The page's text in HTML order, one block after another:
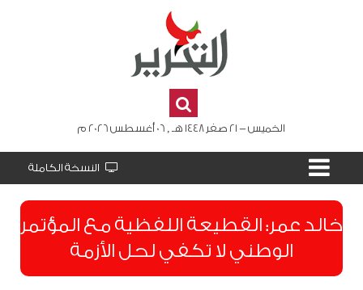
الخميس - 21 صفر 1448 هـ , 06 أغسطس 2026 م
النسخة الكاملة
​خالد عمر: القطيعة اللفظية مع المؤتمر
الوطني لا تكفي لحل الأزمة